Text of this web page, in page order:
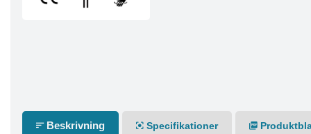
Beskrivning Specifikationer